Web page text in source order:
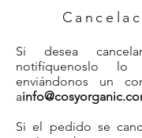
Si desea
notifíquenoslo lo
enviándonos un
a
Si el pedido se